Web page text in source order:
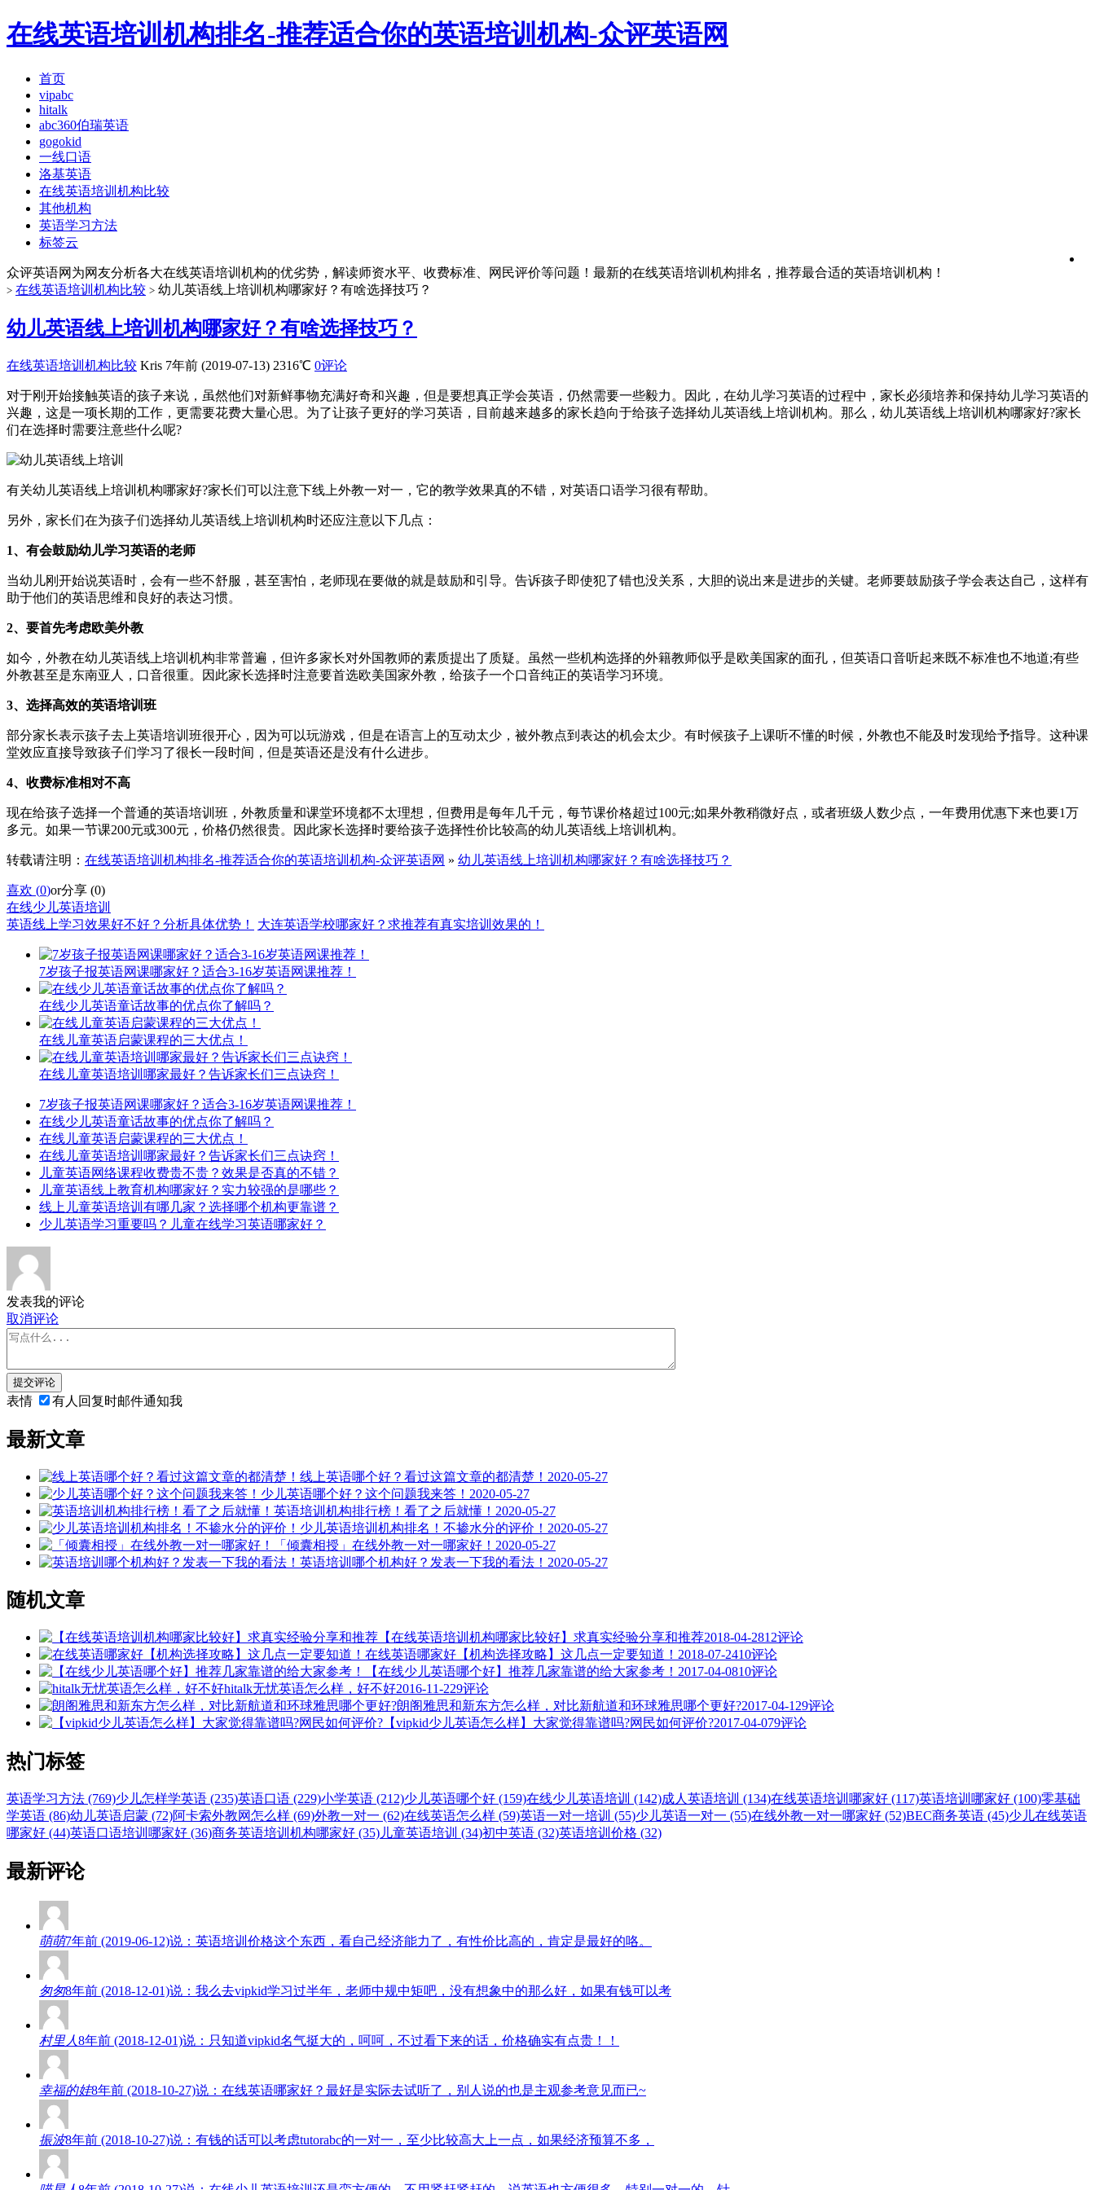
在线英语培训机构排名-推荐适合你的英语培训机构-众评英语网
首页
vipabc
hitalk
abc360伯瑞英语
gogokid
一线口语
洛基英语
在线英语培训机构比较
其他机构
英语学习方法
标签云
众评英语网为网友分析各大在线英语培训机构的优劣势，解读师资水平、收费标准、网民评价等问题！最新的在线英语培训机构排名，推荐最合适的英语培训机构！
> 在线英语培训机构比较 > 幼儿英语线上培训机构哪家好？有啥选择技巧？
幼儿英语线上培训机构哪家好？有啥选择技巧？
在线英语培训机构比较 Kris 7年前 (2019-07-13) 2316℃ 0评论
对于刚开始接触英语的孩子来说，虽然他们对新鲜事物充满好奇和兴趣，但是要想真正学会英语，仍然需要一些毅力。因此，在幼儿学习英语的过程中，家长必须培养和保持幼儿学习英语的
兴趣，这是一项长期的工作，更需要花费大量心思。为了让孩子更好的学习英语，目前越来越多的家长趋向于给孩子选择幼儿英语线上培训机构。那么，幼儿英语线上培训机构哪家好?家长
们在选择时需要注意些什么呢?
有关幼儿英语线上培训机构哪家好?家长们可以注意下线上外教一对一，它的教学效果真的不错，对英语口语学习很有帮助。
另外，家长们在为孩子们选择幼儿英语线上培训机构时还应注意以下几点：
1、有会鼓励幼儿学习英语的老师
当幼儿刚开始说英语时，会有一些不舒服，甚至害怕，老师现在要做的就是鼓励和引导。告诉孩子即使犯了错也没关系，大胆的说出来是进步的关键。老师要鼓励孩子学会表达自己，这样有
助于他们的英语思维和良好的表达习惯。
2、要首先考虑欧美外教
如今，外教在幼儿英语线上培训机构非常普遍，但许多家长对外国教师的素质提出了质疑。虽然一些机构选择的外籍教师似乎是欧美国家的面孔，但英语口音听起来既不标准也不地道;有些
外教甚至是东南亚人，口音很重。因此家长选择时注意要首选欧美国家外教，给孩子一个口音纯正的英语学习环境。
3、选择高效的英语培训班
部分家长表示孩子去上英语培训班很开心，因为可以玩游戏，但是在语言上的互动太少，被外教点到表达的机会太少。有时候孩子上课听不懂的时候，外教也不能及时发现给予指导。这种课
堂效应直接导致孩子们学习了很长一段时间，但是英语还是没有什么进步。
4、收费标准相对不高
现在给孩子选择一个普通的英语培训班，外教质量和课堂环境都不太理想，但费用是每年几千元，每节课价格超过100元;如果外教稍微好点，或者班级人数少点，一年费用优惠下来也要1万
多元。如果一节课200元或300元，价格仍然很贵。因此家长选择时要给孩子选择性价比较高的幼儿英语线上培训机构。
转载请注明： 在线英语培训机构排名-推荐适合你的英语培训机构-众评英语网 » 幼儿英语线上培训机构哪家好？有啥选择技巧？
喜欢 (0)or分享 (0)
在线少儿英语培训
英语线上学习效果好不好？分析具体优势！
大连英语学校哪家好？求推荐有真实培训效果的！
7岁孩子报英语网课哪家好？适合3-16岁英语网课推荐！
在线少儿英语童话故事的优点你了解吗？
在线儿童英语启蒙课程的三大优点！
在线儿童英语培训哪家最好？告诉家长们三点诀窍！
7岁孩子报英语网课哪家好？适合3-16岁英语网课推荐！
在线少儿英语童话故事的优点你了解吗？
在线儿童英语启蒙课程的三大优点！
在线儿童英语培训哪家最好？告诉家长们三点诀窍！
儿童英语网络课程收费贵不贵？效果是否真的不错？
儿童英语线上教育机构哪家好？实力较强的是哪些？
线上儿童英语培训有哪几家？选择哪个机构更靠谱？
少儿英语学习重要吗？儿童在线学习英语哪家好？
发表我的评论
取消评论
提交评论
表情 有人回复时邮件通知我
最新文章
线上英语哪个好？看过这篇文章的都清楚！ 2020-05-27
少儿英语哪个好？这个问题我来答！ 2020-05-27
英语培训机构排行榜！看了之后就懂！ 2020-05-27
少儿英语培训机构排名！不掺水分的评价！ 2020-05-27
「倾囊相授」在线外教一对一哪家好！ 2020-05-27
英语培训哪个机构好？发表一下我的看法！ 2020-05-27
随机文章
【在线英语培训机构哪家比较好】求真实经验分享和推荐2018-04-2812评论
在线英语哪家好【机构选择攻略】这几点一定要知道！ 2018-07-2410评论
【在线少儿英语哪个好】推荐几家靠谱的给大家参考！ 2017-04-0810评论
hitalk无忧英语怎么样，好不好2016-11-229评论
朗阁雅思和新东方怎么样，对比新航道和环球雅思哪个更好?2017-04-129评论
【vipkid少儿英语怎么样】大家觉得靠谱吗?网民如何评价?2017-04-079评论
热门标签
英语学习方法 (769)少儿怎样学英语 (235)英语口语 (229)小学英语 (212)少儿英语哪个好 (159)在线少儿英语培训 (142)成人英语培训 (134)在线英语培训哪家好 (117)英语培训哪家好 (100)零基础
学英语 (86)幼儿英语启蒙 (72)阿卡索外教网怎么样 (69)外教一对一 (62)在线英语怎么样 (59)英语一对一培训 (55)少儿英语一对一 (55)在线外教一对一哪家好 (52)BEC商务英语 (45)少儿在线英语
哪家好 (44)英语口语培训哪家好 (36)商务英语培训机构哪家好 (35) 儿童英语培训 (34)初中英语 (32)英语培训价格 (32)
最新评论
萌萌7年前 (2019-06-12)说：英语培训价格这个东西，看自己经济能力了，有性价比高的，肯定是最好的咯。
匆匆8年前 (2018-12-01)说：我么去vipkid学习过半年，老师中规中矩吧，没有想象中的那么好，如果有钱可以考
村里人8年前 (2018-12-01)说：只知道vipkid名气挺大的，呵呵，不过看下来的话，价格确实有点贵！！
幸福的娃8年前 (2018-10-27)说：在线英语哪家好？最好是实际去试听了，别人说的也是主观参考意见而已~
振波8年前 (2018-10-27)说：有钱的话可以考虑tutorabc的一对一，至少比较高大上一点，如果经济预算不多，